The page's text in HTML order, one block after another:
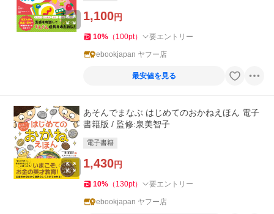
1,100円
10% （ 100pt） 要エントリー
ebookjapan ヤフー店
最安値を見る
あそんでまなぶ はじめてのおかねえほん 電子
書籍版 / 監修:泉美智子
電子書籍
1,430円
10% （ 130pt） 要エントリー
ebookjapan ヤフー店